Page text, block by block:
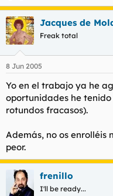
Jacques de
Freak total
8 Jun 2005
Yo en el trabajo ya he
oportunidades he
rotundos fracasos).
Además, no os enrolléis
peor.
frenillo
I'll be ready...